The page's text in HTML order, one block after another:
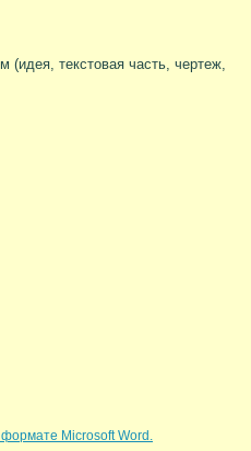
текстовая часть, чертеж,
Microsoft Word.